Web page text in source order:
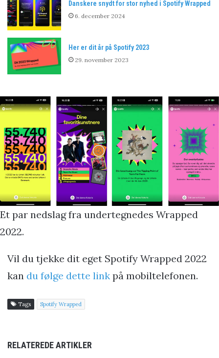
Danskere snydt for stor nyhed i Spotify Wrapped
6. december 2024
Her er dit år på Spotify 2023
29. november 2023
Et par nedslag fra undertegnedes Wrapped
2022.
Vil du tjekke dit eget Spotify Wrapped 2022
kan du følge dette link på mobiltelefonen.
Tags Spotify Wrapped
RELATEREDE ARTIKLER